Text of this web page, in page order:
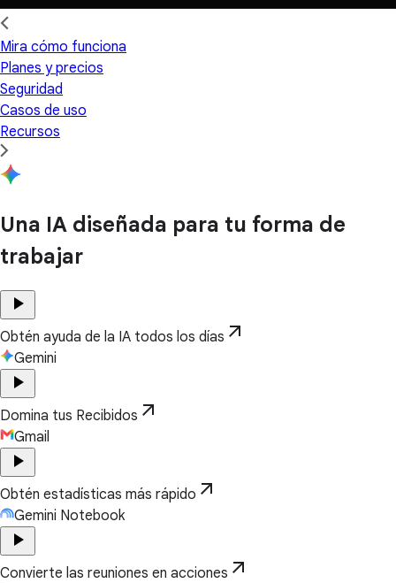
Mira cómo funciona
Planes y precios
Seguridad
Casos de uso
Recursos
Una IA diseñada para tu forma de
trabajar
play_arrow
Obtén ayuda de la IA todos los días arrow_outward
Gemini
play_arrow
Domina tus Recibidos arrow_outward
Gmail
play_arrow
Obtén estadísticas más rápido arrow_outward
Gemini Notebook
play_arrow
Convierte las reuniones en acciones arrow_outward